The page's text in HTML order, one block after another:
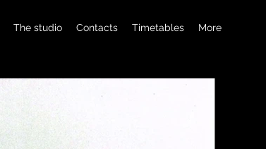
The studio Contacts Timetables More